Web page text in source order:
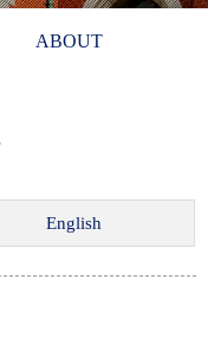
ABOUT